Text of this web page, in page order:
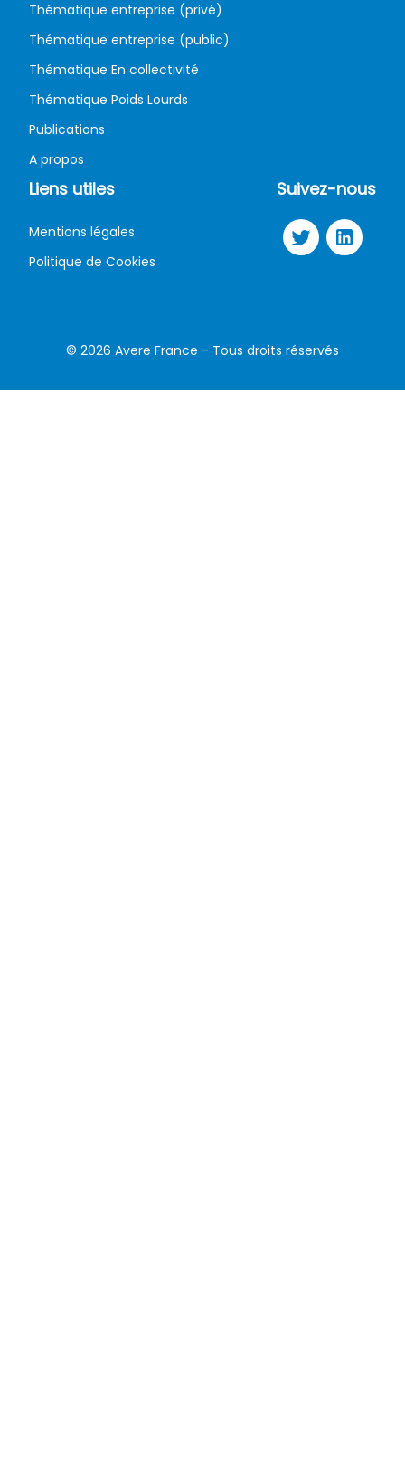
Thématique entreprise (privé)
Thématique entreprise (public)
Thématique En collectivité
Thématique Poids Lourds
Publications
A propos
Liens utiles
Mentions légales
Politique de Cookies
Suivez-nous
© 2026 Avere France - Tous droits réservés